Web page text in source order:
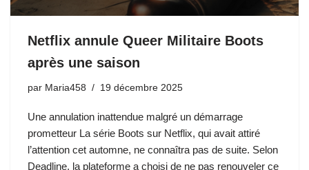
Netflix annule Queer Militaire Boots
après une saison
par Maria458 19 décembre 2025
Une annulation inattendue malgré un démarrage
prometteur La série Boots sur Netflix, qui avait attiré
l’attention cet automne, ne connaîtra pas de suite. Selon
Deadline, la plateforme a choisi de ne pas renouveler ce